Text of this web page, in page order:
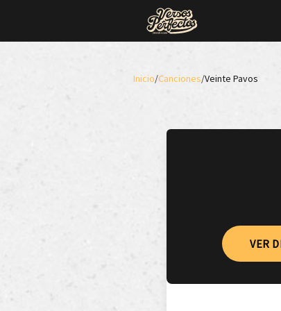
Inicio/Canciones/Veinte Pavos
VER